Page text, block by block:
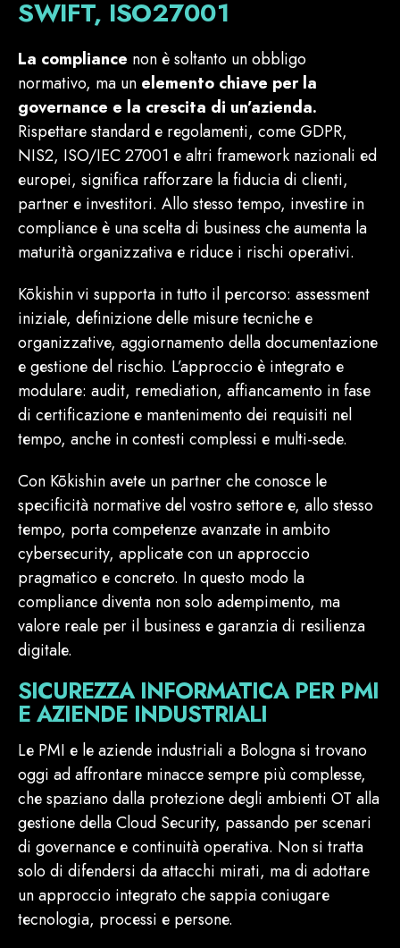
SWIFT, ISO27001
La compliance non è soltanto un obbligo
normativo, ma un elemento chiave per la
governance e la crescita di un’azienda.
Rispettare standard e regolamenti, come GDPR,
NIS2, ISO/IEC 27001 e altri framework nazionali ed
europei, significa rafforzare la fiducia di clienti,
partner e investitori. Allo stesso tempo, investire in
compliance è una scelta di business che aumenta la
maturità organizzativa e riduce i rischi operativi.
Kōkishin vi supporta in tutto il percorso: assessment
iniziale, definizione delle misure tecniche e
organizzative, aggiornamento della documentazione
e gestione del rischio. L’approccio è integrato e
modulare: audit, remediation, affiancamento in fase
di certificazione e mantenimento dei requisiti nel
tempo, anche in contesti complessi e multi-sede.
Con Kōkishin avete un partner che conosce le
specificità normative del vostro settore e, allo stesso
tempo, porta competenze avanzate in ambito
cybersecurity, applicate con un approccio
pragmatico e concreto. In questo modo la
compliance diventa non solo adempimento, ma
valore reale per il business e garanzia di resilienza
digitale.
SICUREZZA INFORMATICA PER PMI
E AZIENDE INDUSTRIALI
Le PMI e le aziende industriali a Bologna si trovano
oggi ad affrontare minacce sempre più complesse,
che spaziano dalla protezione degli ambienti OT alla
gestione della Cloud Security, passando per scenari
di governance e continuità operativa. Non si tratta
solo di difendersi da attacchi mirati, ma di adottare
un approccio integrato che sappia coniugare
tecnologia, processi e persone.